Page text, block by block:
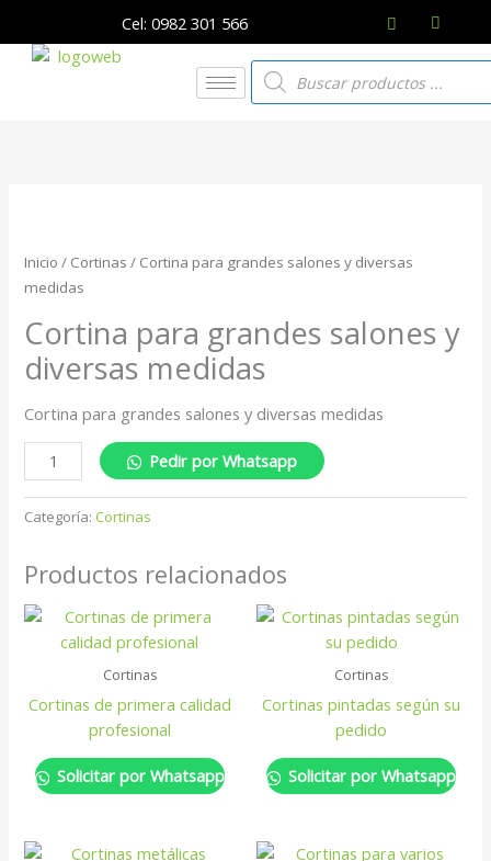
contenido
Cel: 0982 301 566
Búsqueda
de
productos
Inicio / Cortinas / Cortina para grandes salones y diversas
medidas
Cortina para grandes salones y
diversas medidas
Cortina para grandes salones y diversas medidas
grandes
salones
diversas
medidas
cantidad
Pedir por Whatsapp
Categoría: Cortinas
Productos relacionados
Cortinas
Cortinas de primera calidad
profesional
Solicitar por Whatsapp
Cortinas
Cortinas pintadas según su
pedido
Solicitar por Whatsapp